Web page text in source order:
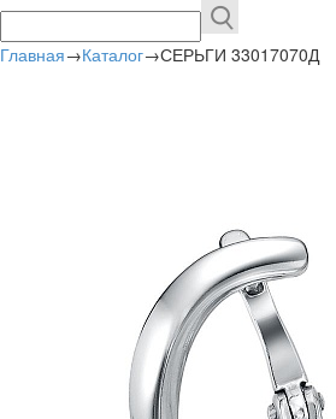
Главная→Каталог→СЕРЬГИ 33017070Д